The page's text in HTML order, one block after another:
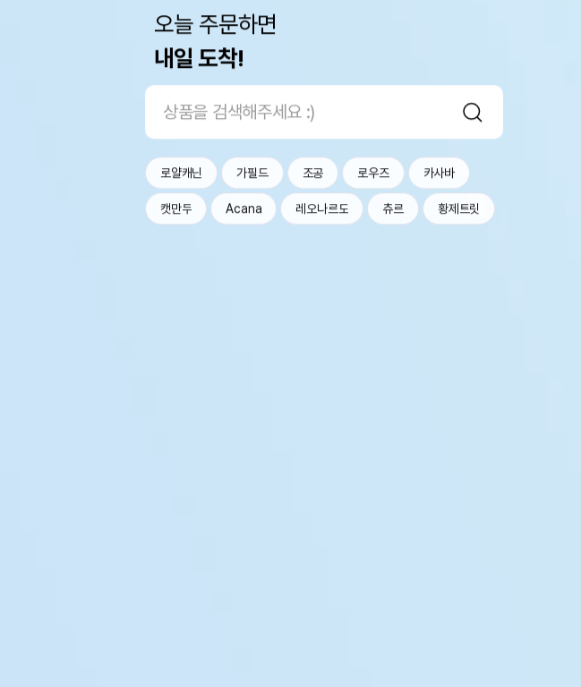
오늘 주문하면
내일 도착!
로얄캐닌 가필드 조공 로우즈 카사바
캣만두 Acana 레오나르도 츄르 황제트릿